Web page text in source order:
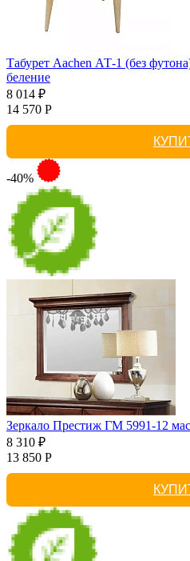
Табурет Aachen АТ-1 (без
беление
8 014 ₽
14 570 Р
-40%
Зеркало Престиж ГМ 5991-12
8 310 ₽
13 850 Р